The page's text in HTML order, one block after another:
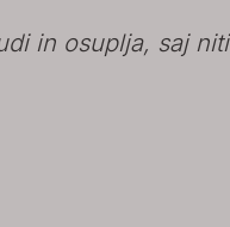
in osuplja, saj